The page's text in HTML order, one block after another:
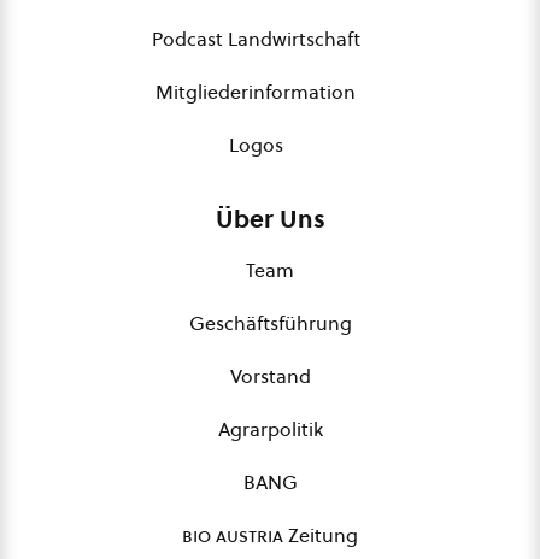
Podcast Landwirtschaft
Mitgliederinformation
Logos
Über Uns
Team
Geschäftsführung
Vorstand
Agrarpolitik
BANG
bio austriaZeitung